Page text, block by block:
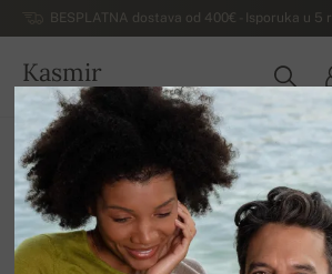
BESPLATNA dostava od 400€ - Isporuka u
Kasmir
HRVATSKA
Kuća MUŠKI DŽEMPERI